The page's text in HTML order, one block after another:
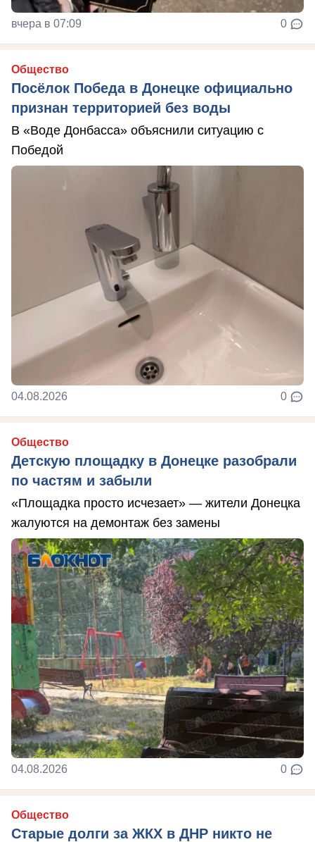
вчера в 07:09 0
Общество
Посёлок Победа в Донецке официально
признан территорией без воды
В «Воде Донбасса» объяснили ситуацию с
Победой
04.08.2026 0
Общество
Детскую площадку в Донецке разобрали
по частям и забыли
«Площадка просто исчезает» — жители Донецка
жалуются на демонтаж без замены
04.08.2026 0
Общество
Старые долги за ЖКХ в ДНР никто не